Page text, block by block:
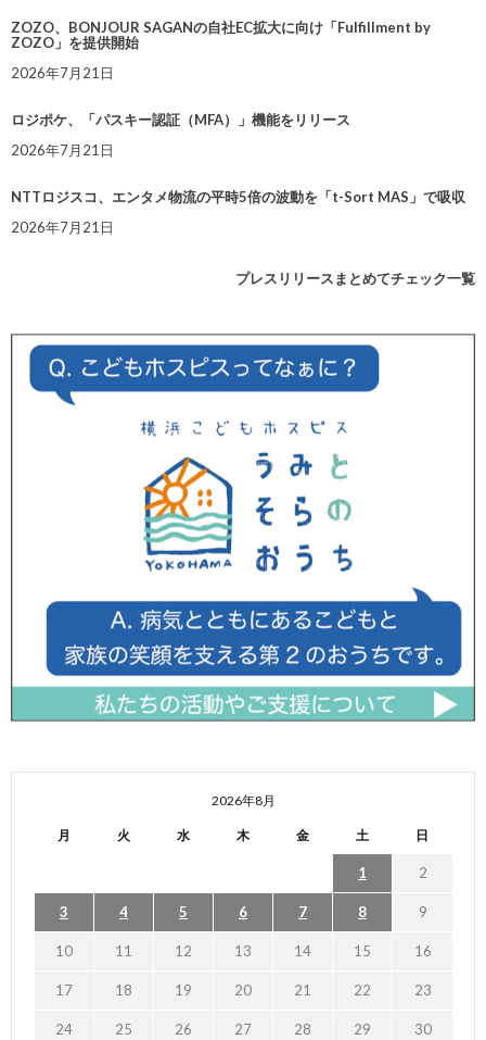
ZOZO、BONJOUR SAGANの自社EC拡大に向け「Fulfillment by
ZOZO」を提供開始
2026年7月21日
ロジポケ、「パスキー認証（MFA）」機能をリリース
2026年7月21日
NTTロジスコ、エンタメ物流の平時5倍の波動を「t-Sort MAS」で吸収
2026年7月21日
プレスリリースまとめてチェック一覧
2026年8月
月 火 水 木 金 土 日
1 2
3 4 5 6 7 8 9
10 11 12 13 14 15 16
17 18 19 20 21 22 23
24 25 26 27 28 29 30